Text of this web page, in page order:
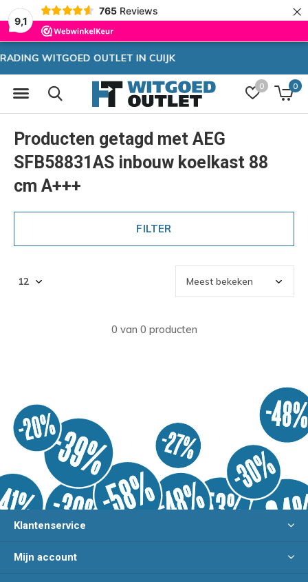
9,1
765 Reviews ×
0 0
Zeer hoge korting
Producten getagd met AEG
SFB58831AS inbouw koelkast 88
cm A+++
FILTER
0 van 0 producten
Klantenservice
Mijn account